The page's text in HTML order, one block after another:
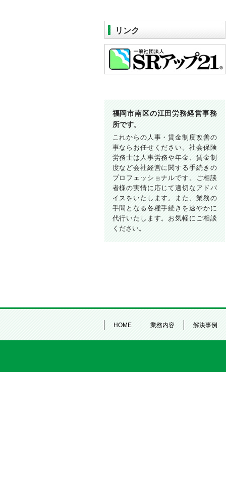
リンク
福岡市南区の江田労務経営事務
所です。
これからの人事・賃金制度改善の
事ならお任せください。社会保険
労務士は人事労務や年金、賃金制
度など会社経営に関する手続きの
プロフェッショナルです。ご相談
者様の実情に応じて適切なアドバ
イスをいたします。また、業務の
手間となる各種手続きを速やかに
代行いたします。お気軽にご相談
ください。
HOME 業務内容 解決事例